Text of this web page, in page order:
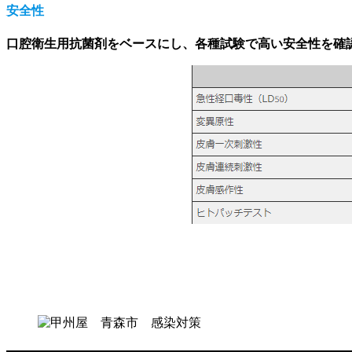
安全性
口腔衛生用抗菌剤をベースにし、各種試験で高い安全性を確